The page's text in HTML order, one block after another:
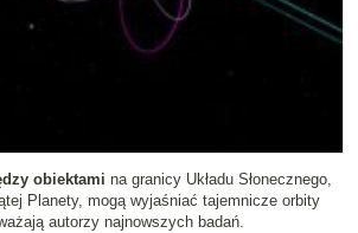
obiektami na granicy Układu Słonecznego,
Planety, mogą wyjaśniać tajemnicze orbity
autorzy najnowszych badań.